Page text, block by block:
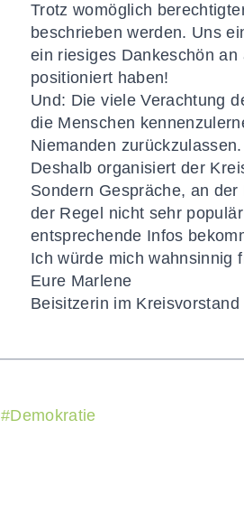
Trotz womöglich
beschrieben werden. Uns
ein riesiges Dankeschön
positioniert haben!
Und: Die viele Verachtung
die Menschen
Niemanden zurückzulassen.
Deshalb organisiert der
Sondern Gespräche, an
der Regel nicht sehr
entsprechende Infos
Ich würde mich wahnsinnig
Eure Marlene
Beisitzerin im Kreisvorstand
#Demokratie